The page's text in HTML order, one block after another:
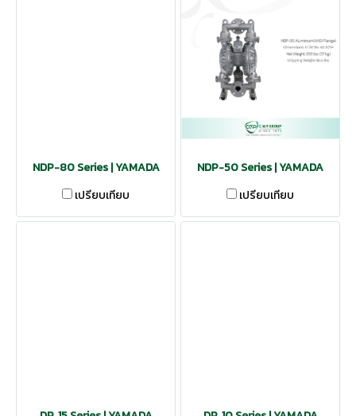
NDP-80 Series | YAMADA
เปรียบเทียบ
NDP-50 Series | YAMADA
เปรียบเทียบ